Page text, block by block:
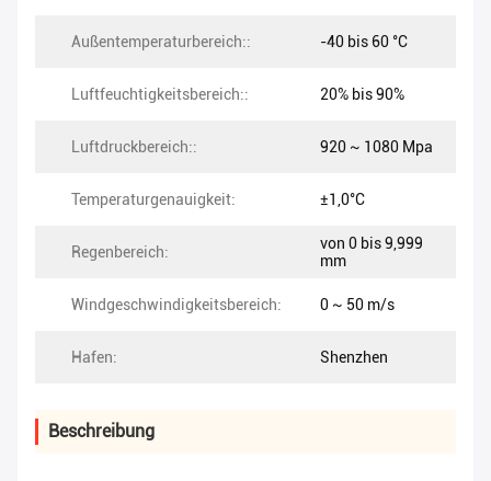
Außentemperaturbereich:: -40 bis 60 °C
Luftfeuchtigkeitsbereich:: 20% bis 90%
Luftdruckbereich:: 920 ~ 1080 Mpa
Temperaturgenauigkeit: ±1,0°C
Regenbereich:
von 0 bis 9,999
mm
Windgeschwindigkeitsbereich: 0 ~ 50 m/s
Hafen: Shenzhen
Beschreibung